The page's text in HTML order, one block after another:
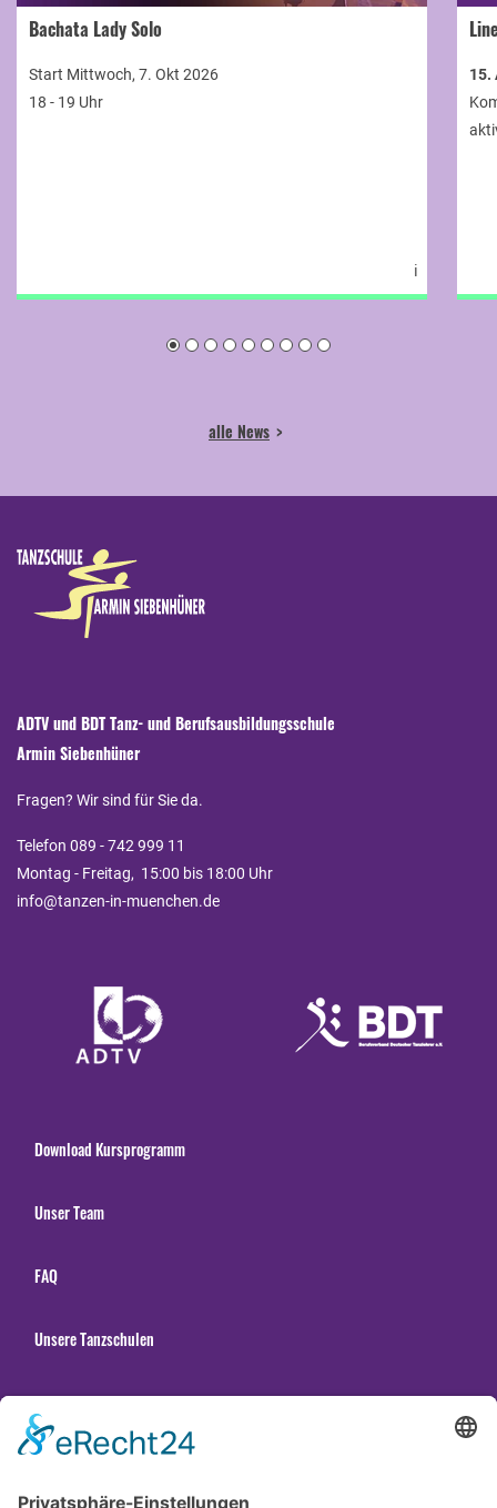
Bachata Lady Solo
Start Mittwoch, 7. Okt 2026
18 - 19 Uhr
ℹ
15.
alle News
ADTV und BDT Tanz- und Berufsausbildungsschule
Armin Siebenhüner
Fragen? Wir sind für Sie da.
Telefon 089 - 742 999 11
Montag - Freitag, 15:00 bis 18:00 Uhr
info@tanzen-in-muenchen.de
Download Kursprogramm
Unser Team
FAQ
Unsere Tanzschulen
Gender Hinweis